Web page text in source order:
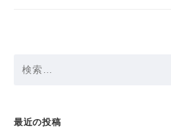
最近の投稿